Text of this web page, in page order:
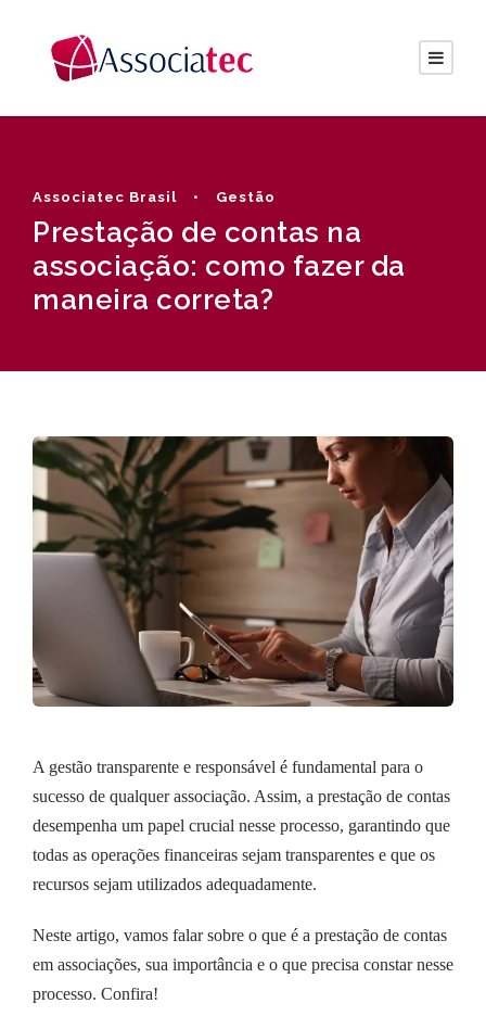
Associatec Brasil • Gestão
Prestação de contas na
associação: como fazer da
maneira correta?
A gestão transparente e responsável é fundamental para o
sucesso de qualquer associação. Assim, a prestação de contas
desempenha um papel crucial nesse processo, garantindo que
todas as operações financeiras sejam transparentes e que os
recursos sejam utilizados adequadamente.
Neste artigo, vamos falar sobre o que é a prestação de contas
em associações, sua importância e o que precisa constar nesse
processo. Confira!